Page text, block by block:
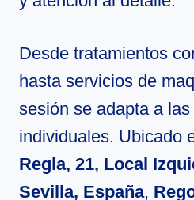
Desde tratamientos
hasta servicios de
sesión se adapta a
individuales. Ubicado
Regla, 21, Local
Sevilla, España,